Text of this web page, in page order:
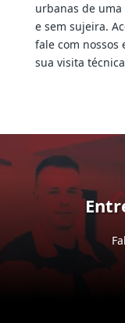
urbanas de
e sem sujeira.
fale com nossos
sua visita